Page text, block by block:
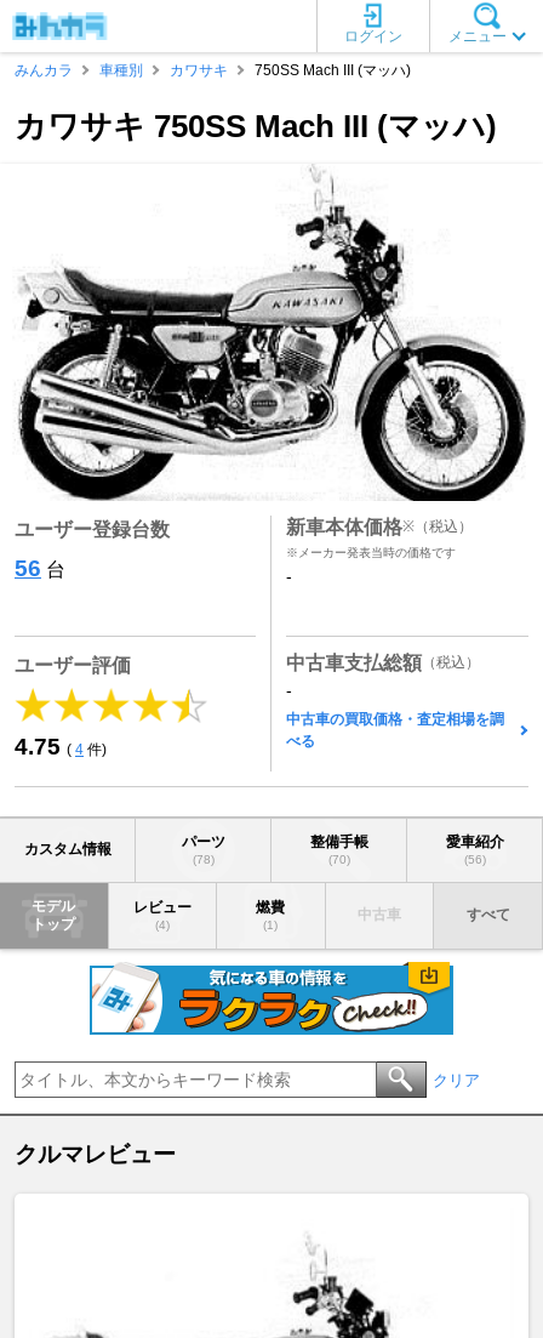
メニュー
ログイン
みんカラ
車種別 カワサキ 750SS Mach III (マッハ)
カワサキ 750SS Mach III (マッハ)
ユーザー登録台数
56 台
ユーザー評価
4.75 ( 4 件)
新車本体価格※ （税込）
※メーカー発表当時の価格です
-
中古車支払総額 （税込）
-
中古車の買取価格・査定相場を調
べる
カスタム情報 パーツ
(78)
整備手帳
(70)
愛車紹介
(56)
モデル
トップ
レビュー
(4)
燃費
(1)
中古車 すべて
クリア
クルマレビュー